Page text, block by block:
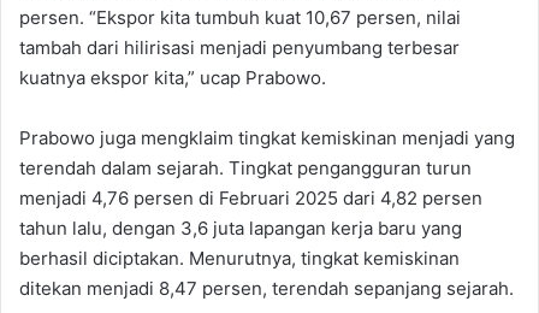
persen. “Ekspor kita tumbuh kuat 10,67 persen, nilai
tambah dari hilirisasi menjadi penyumbang terbesar
kuatnya ekspor kita,” ucap Prabowo.
Prabowo juga mengklaim tingkat kemiskinan menjadi yang
terendah dalam sejarah. Tingkat pengangguran turun
menjadi 4,76 persen di Februari 2025 dari 4,82 persen
tahun lalu, dengan 3,6 juta lapangan kerja baru yang
berhasil diciptakan. Menurutnya, tingkat kemiskinan
ditekan menjadi 8,47 persen, terendah sepanjang sejarah.